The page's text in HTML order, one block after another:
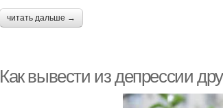
читать дальше →
Как вывести из депрессии